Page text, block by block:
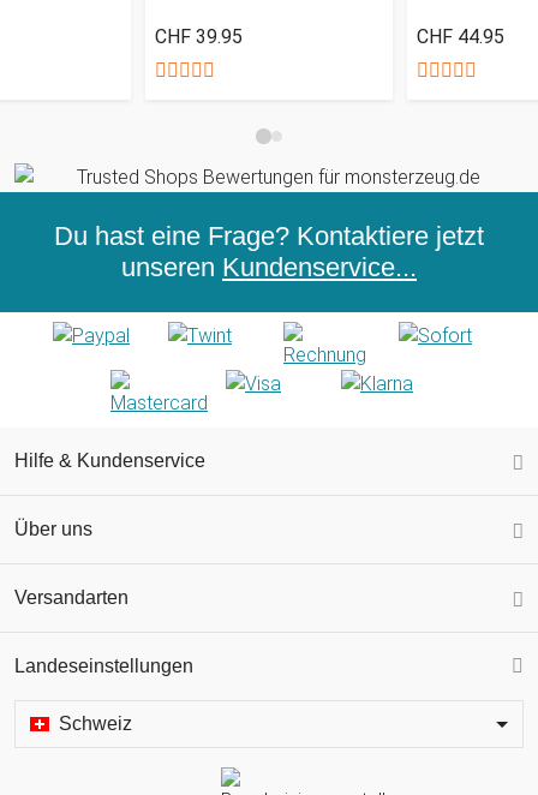
CHF 39.95 CHF 44.95
Du hast eine Frage? Kontaktiere jetzt
unseren Kundenservice...
Hilfe & Kundenservice
Über uns
Versandarten
Landeseinstellungen
Schweiz